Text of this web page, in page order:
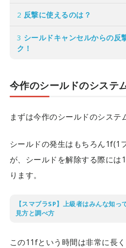
2 反撃に使えるのは？
3 シールドキャンセルからの反
ク！
今作のシールドのシステ
まずは今作のシールドのシステ
シールドの発生はもちろん1f(1
が、シールドを解除する際には
ります。
【スマブラSP】上級者はみんな知っ
見方と調べ方
この11fという時間は非常に長